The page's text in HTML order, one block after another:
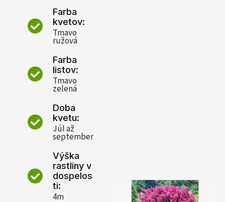
Farba
kvetov:
Tmavo
ružová
Farba
listov:
Tmavo
zelená
Doba
kvetu:
Júl až
september
Výška
rastliny v
dospelos
ti:
4m